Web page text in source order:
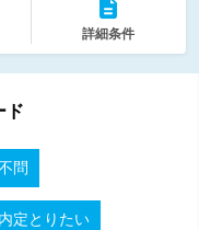
詳細条件
ド
問
内定とりたい